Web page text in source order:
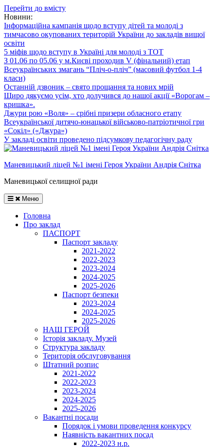
Перейти до вмісту
Новини:
Інформаційна кампанія щодо вступу дітей та молоді з
тимчасово окупованих територій України до закладів вищої
освіти
5 міфів щодо вступу в Україні для молоді з ТОТ
З 01.06 по 05.06 у м.Києві проходив V (фінальний) етап
Всеукраїнських змагань “Пліч-о-пліч” (масовий футбол 1-4
класи)
Останній дзвоник – свято прощання та нових мрій
Щиро дякуємо усім, хто долучився до нашої акції «Ворогам –
кришка».
Джури рою «Воля» – срібні призери обласного етапу
Всеукраїнської дитячо-юнацької військово-патріотичної гри
«Сокіл» («Джура»)
У закладі освіти проведено підсумкову педагогічну раду
Маневицький ліцей №1 імені Героя України Андрія Снітка
Маневицької селищної ради
Меню
Головна
Про заклад
ПАСПОРТ
Паспорт закладу
2021-2022
2022-2023
2023-2024
2024-2025
2025-2026
Паспорт безпеки
2023-2024
2024-2025
2025-2026
НАШ ГЕРОЙ
Історія закладу. Музей
Структура закладу
Територія обслуговування
Штатний розпис
2021-2022
2022-2023
2023-2024
2024-2025
2025-2026
Вакантні посади
Порядок і умови проведення конкурсу
Наявність вакантних посад
2022-2023 н.р.